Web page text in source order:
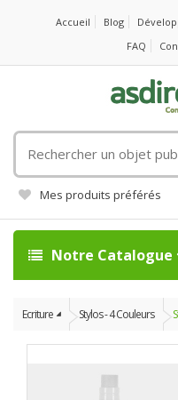
Accueil Blog
FAQ
un
objet
publicitaire
Mes produits préférés
Notre Catalogue
Ecriture Stylos - 4 Couleurs